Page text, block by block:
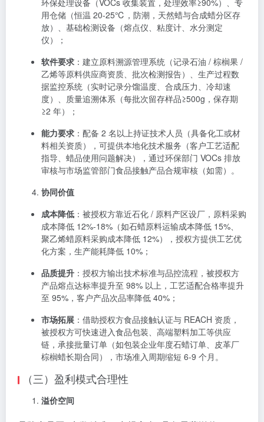
环保处理设备（VOCs 收集装置，处理效率≥90%）、专
用仓储（恒温 20-25℃，防潮，天然蜡与合成蜡分区存
放）、基础检测设备（熔点仪、粘度计、水分测定
仪）；
软件要求 ：建立原料溯源管理系统（记录石油 / 棕榈果 /
乙烯等原料供应商资质、批次检测报告）、生产过程数
据监控系统（实时记录分馏温度、合成压力、冷却速
度）、质量追溯体系（每批次留存样品≥500g，保存期
≥2 年）；
能力要求 ：配备 2 名以上持证技术人员（具备化工或材
料相关资质），可提供本地化技术服务（客户工艺适配
指导、蜡品使用问题解决），通过环保部门 VOCs 排放
审核与市场监管部门食品接触产品合规审核（如需）。
协同价值
成本降低 ：被授权方靠近石化 / 原料产区设厂，原料采购
成本降低 12%-18%（如石蜡原料运输成本降低 15%、
聚乙烯蜡原料采购成本降低 12%），授权方提供工艺优
化方案，生产能耗降低 10%；
品质提升 ：授权方输出技术标准与品控流程，被授权方
产品熔点达标率提升至 98% 以上，工艺适配合格率提升
至 95%，客户产品次品率降低 40%；
市场拓展 ：借助授权方食品接触认证与 REACH 资质，
被授权方可快速进入食品包装、高端塑料加工等供应
链，承接批量订单（如包装企业年度石蜡订单、皮革厂
棕榈蜡长期合同），市场准入周期缩短 6-9 个月。
（三）盈利模式合理性
溢价空间